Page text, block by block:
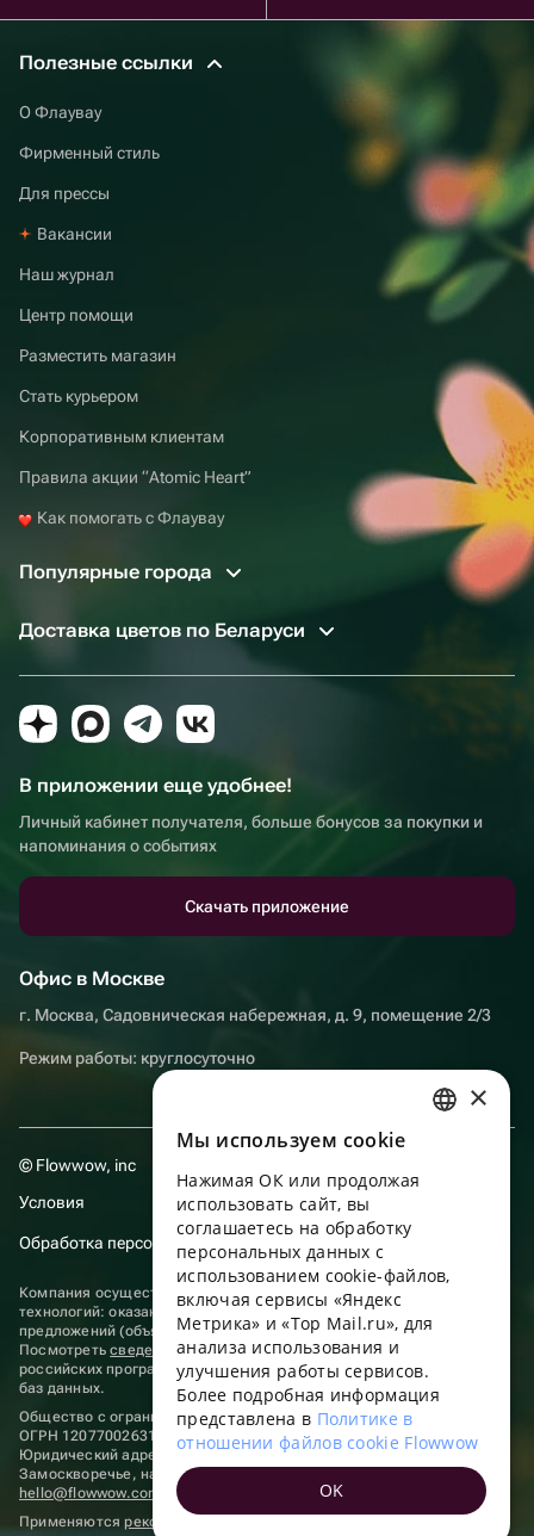
Полезные ссылки
О Флаувау
Фирменный стиль
Для прессы
Вакансии
Наш журнал
Центр помощи
Разместить магазин
Стать курьером
Корпоративным клиентам
Правила акции “Atomic Heart”
Как помогать с Флаувау
Популярные города
Доставка цветов по Беларуси
В приложении еще удобнее!
Личный кабинет получателя, больше бонусов за покупки и
напоминания о событиях
Скачать приложение
Офис в Москве
г. Москва, Садовническая набережная, д. 9, помещение 2/3
Режим работы: круглосуточно
© Flowwow, inc
Условия
Обработка персональных данных
Компания осуществляет деятельность в области информационных
технологий: оказание услуг в сети “Интернет” по размещению
предложений (объявлений) продавцов о реализации товаров.
Посмотретьсведения о программах, включенных в реестр
российских программ для электронных вычислительных машин и
баз данных.
Общество с ограниченной ответственностью «ФЛАУВАУ»
ОГРН 1207700263198, ИНН 9702020445
Юридический адрес: г. Москва, вн.тер. г. Муниципальный округ
Замоскворечье, наб. Садовническая, д. 9, помещ. 2/3.
hello@flowwow.com
8 800 555-16-15
Применяютсярекомендательные технологии
ENGLISH
UKRAINIAN
PORTUGUESE
FRENCH
TURKISH
×
Мы используем сookie
Нажимая ОК или продолжая
использовать сайт, вы
соглашаетесь на обработку
персональных данных с
использованием cookie-файлов,
включая сервисы «Яндекс
Метрика» и «Top Mail.ru», для
анализа использования и
улучшения работы сервисов.
Более подробная информация
представлена в Политике в
отношении файлов cookie Flowwow
OK